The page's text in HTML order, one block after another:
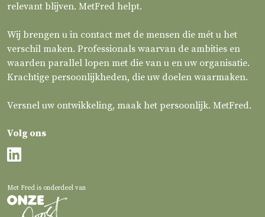
relevant blijven. MetFred helpt.
Wij brengen u in contact met de mensen die mét u het
verschil maken. Professionals waarvan de ambities en
waarden parallel lopen met die van u en uw organisatie.
Krachtige persoonlijkheden, die uw doelen waarmaken.
Versnel uw ontwikkeling, maak het persoonlijk. MetFred.
Volg ons
Met Fred is onderdeel van